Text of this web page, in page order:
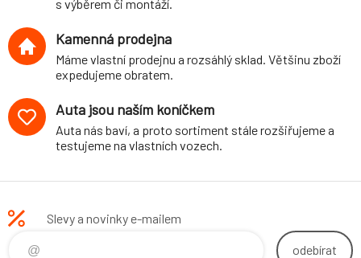
s výběrem či montáží.
Kamenná prodejna
Máme vlastní prodejnu a rozsáhlý sklad. Většinu zboží
expedujeme obratem.
Auta jsou naším koníčkem
Auta nás baví, a proto sortiment stále rozšiřujeme a
testujeme na vlastních vozech.
Slevy a novinky e-mailem
odebírat